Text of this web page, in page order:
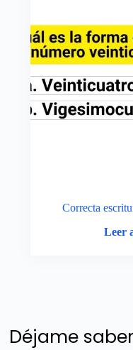
Correcta
Leer
Déjame